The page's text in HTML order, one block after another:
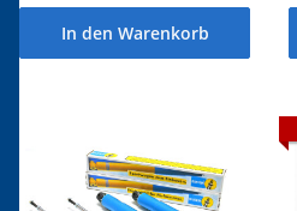
In den Warenkorb